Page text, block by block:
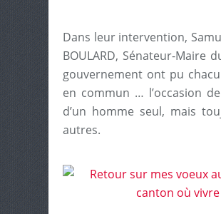
Dans leur intervention,
BOULARD, Sénateur-Maire
gouvernement ont pu
en commun … l’occasion
d’un homme seul, mais
autres.